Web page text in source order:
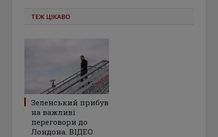
ТЕЖ ЦІКАВО
Зеленський прибув
на важливі
переговори до
Лондона. ВІДЕО